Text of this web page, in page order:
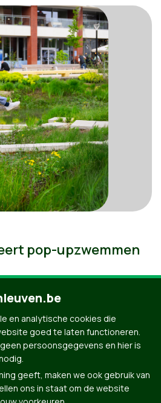
pop-upzwemmen
en analytische cookies die
goed te laten functioneren.
persoonsgegevens en hier is
geeft, maken we ook gebruik van
ons in staat om de website